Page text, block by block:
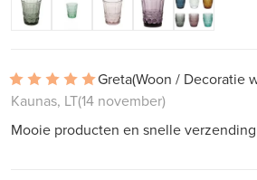
Greta(Woon / Decoratie
Kaunas, LT(14 november)
Mooie producten en snelle verzending